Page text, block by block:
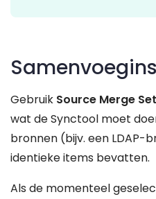
Gebruik Source Merge
wat de Synctool moet
bronnen (bijv. een LDAP-
identieke items bevatten.
Als de momenteel